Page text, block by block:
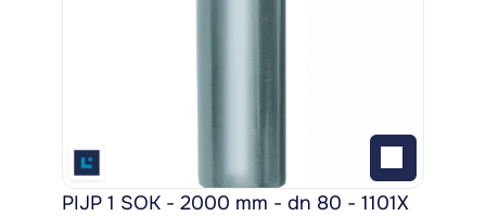
PIJP 1 SOK - 2000 mm - dn 80 - 1101X